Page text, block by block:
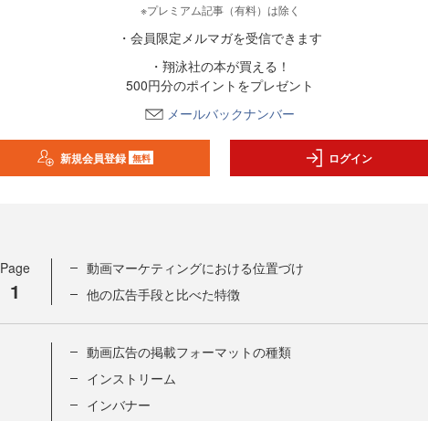
※プレミアム記事（有料）は除く
・会員限定メルマガを受信できます
・翔泳社の本が買える！
500円分のポイントをプレゼント
メールバックナンバー
新規会員登録 無料 ログイン
Page
1
動画マーケティングにおける位置づけ
他の広告手段と比べた特徴
動画広告の掲載フォーマットの種類
インストリーム
インバナー